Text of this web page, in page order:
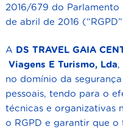
2016/679 do Parlamento
de abril de 2016
A DS TRAVEL GAIA
Viagens E Turismo, Lda,
no domínio da
pessoais, tendo para o
técnicas e organizativas
o RGPD e garantir que o